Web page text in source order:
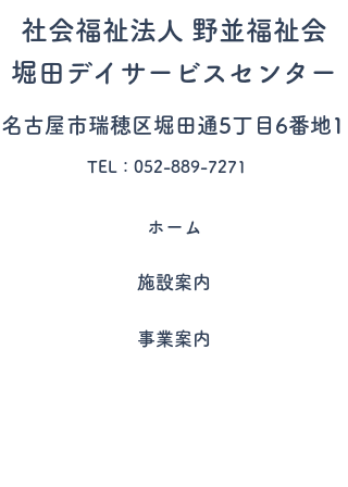
社会福祉法人 野並福祉会
堀田デイサービスセンター
​名古屋市瑞穂区堀田通5丁目6番地1
TEL：052-889-7271
ホーム
施設案内
事業案内